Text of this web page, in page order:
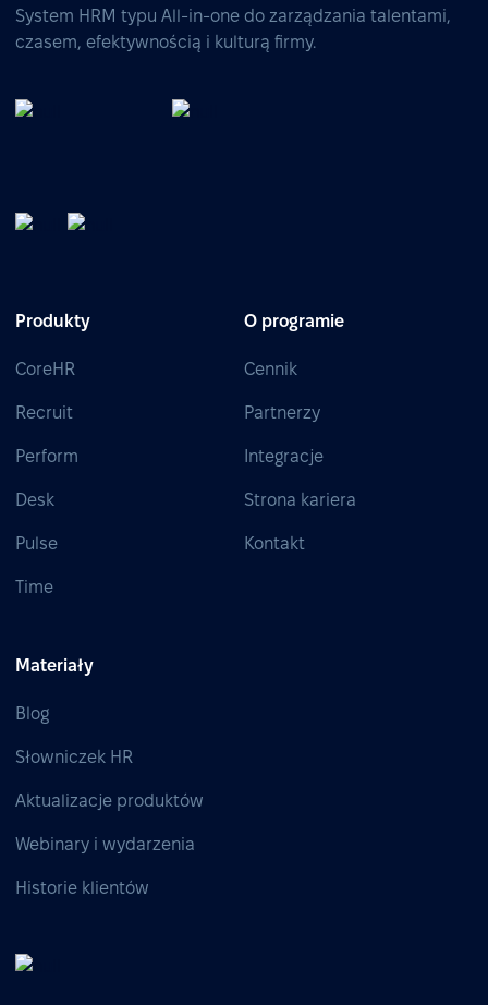
System HRM typu All-in-one do zarządzania talentami,
czasem, efektywnością i kulturą firmy.
Produkty
CoreHR
Recruit
Perform
Desk
Pulse
Time
O programie
Cennik
Partnerzy
Integracje
Strona kariera
Kontakt
Materiały
Blog
Słowniczek HR
Aktualizacje produktów
Webinary i wydarzenia
Historie klientów